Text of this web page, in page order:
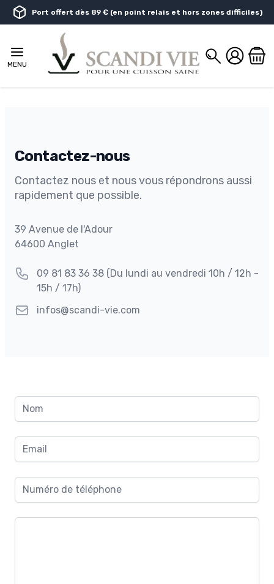
Aller au contenu
Port offert dès 89 € (en point relais et hors zones difficiles)
MENU
Chercher
Contactez-nous
Contactez nous et nous vous répondrons aussi
rapidement que possible.
Adresse
39 Avenue de l'Adour
64600 Anglet
Téléphone09 81 83 36 38 (Du lundi au vendredi 10h / 12h -
15h / 17h)
E-mailinfos@scandi-vie.com
Nom
Email
Numéro de téléphone
Que voulez vous nous dire ?